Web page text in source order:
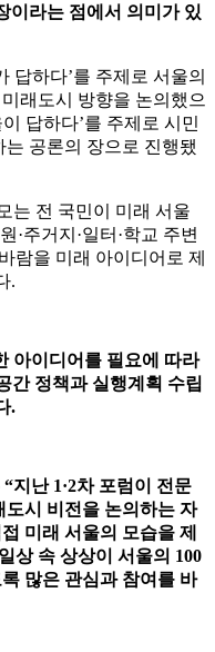
이라는 점에서 의미가 있
답하다’를 주제로 서울의
래도시 방향을 논의했으
답하다’를 주제로 시민
공론의 장으로 진행됐
는 전 국민이 미래 서울
·주거지·일터·학교 주변
람을 미래 아이디어로 제
.
아이디어를 필요에 따라
간 정책과 실행계획 수립
.
“지난 1·2차 포럼이 전문
도시 비전을 논의하는 자
미래 서울의 모습을 제
일상 속 상상이 서울의 100
많은 관심과 참여를 바